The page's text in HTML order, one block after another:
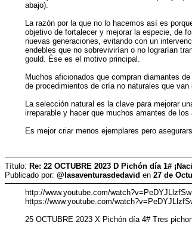
abajo).
La razón por la que no lo hacemos así es
objetivo de fortalecer y mejorar la especie, de
nuevas generaciones, evitando con un
endebles que no sobrevivirían o no lograrían
gould. Ése es el motivo principal.
Muchos aficionados que compran diamantes
de procedimientos de cría no naturales que
La selección natural es la clave para mejorar
irreparable y hacer que muchos amantes de
Es mejor criar menos ejemplares pero
Título: Re: 22 OCTUBRE 2023 D Pichón día 1#
Publicado por: @lasaventurasdedavid en 27 de
http://www.youtube.com/watch?v=PeDYJLlzfSw
https://www.youtube.com/
25 OCTUBRE 2023 X Pichón día 4# Tres